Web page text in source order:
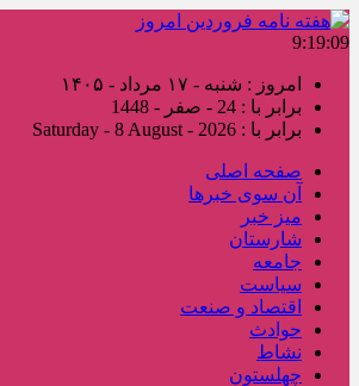
9:19:09
امروز : شنبه - ۱۷ مرداد - ۱۴۰۵
برابر با : 24 - صفر - 1448
برابر با : Saturday - 8 August - 2026
صفحه اصلی
آن سوی خبرها
میز خبر
شارستان
جامعه
سیاست
اقتصاد و صنعت
حوادث
نشاط
چهلستون